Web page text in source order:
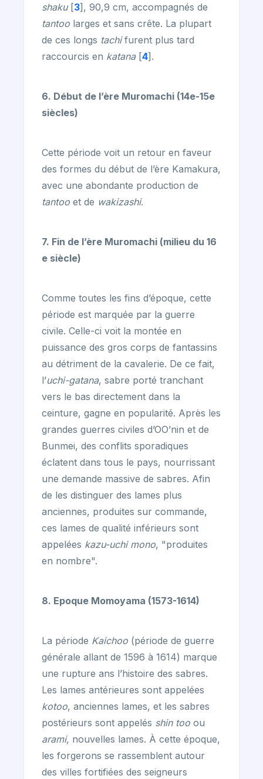
shaku[3] , 90,9 cm, accompagnés de
tantoo larges et sans crête. La plupart
de ces longs tachifurent plus tard
raccourcis en katana[4] .
6. Début de l’ère Muromachi (14e-15e
siècles)
Cette période voit un retour en faveur
des formes du début de l’ère Kamakura,
avec une abondante production de
tantoo et de wakizashi.
7. Fin de l’ère Muromachi (milieu du 16
e siècle)
Comme toutes les fins d’époque, cette
période est marquée par la guerre
civile. Celle-ci voit la montée en
puissance des gros corps de fantassins
au détriment de la cavalerie. De ce fait,
l’uchi-gatana, sabre porté tranchant
vers le bas directement dans la
ceinture, gagne en popularité. Après les
grandes guerres civiles d’OO’nin et de
Bunmei, des conflits sporadiques
éclatent dans tous le pays, nourrissant
une demande massive de sabres. Afin
de les distinguer des lames plus
anciennes, produites sur commande,
ces lames de qualité inférieurs sont
appelées kazu-uchi mono, "produites
en nombre".
8. Epoque Momoyama (1573-1614)
La période Kaichoo (période de guerre
générale allant de 1596 à 1614) marque
une rupture ans l’histoire des sabres.
Les lames antérieures sont appelées
kotoo, anciennes lames, et les sabres
postérieurs sont appelés shin too ou
arami, nouvelles lames. À cette époque,
les forgerons se rassemblent autour
des villes fortifiées des seigneurs